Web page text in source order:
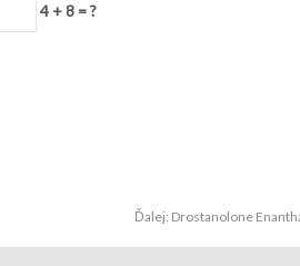
4 + 8 = ?
Ďalej: Drostanolone